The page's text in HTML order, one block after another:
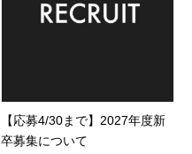
【応募4/30まで】2027年度新
卒募集について